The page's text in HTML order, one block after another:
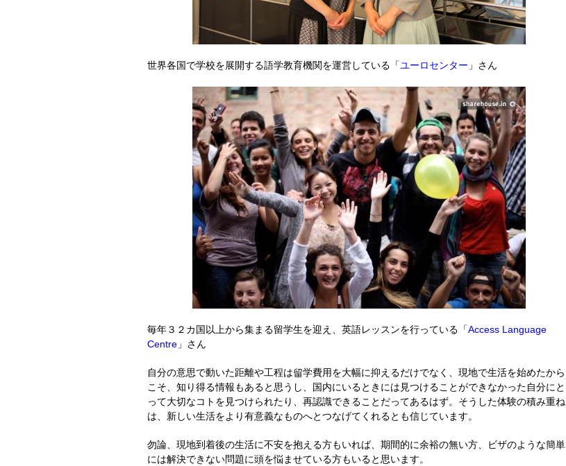
世界各国で学校を展開する語学教育機関を運営している「ユーロセンター 」さん
毎年３２カ国以上から集まる留学生を迎え、英語レッスンを行っている「Access Language
Centre 」さん
自分の意思で動いた距離や工程は留学費用を大幅に抑えるだけでなく、現地で生活を始めたから
こそ、知り得る情報もあると思うし、国内にいるときには見つけることができなかった自分にと
って大切なコトを見つけられたり、再認識できることだってあるはず。そうした体験の積み重ね
は、新しい生活をより有意義なものへとつなげてくれるとも信じています。
勿論、現地到着後の生活に不安を抱える方もいれば、期間的に余裕の無い方、ビザのような簡単
には解決できない問題に頭を悩ませている方もいると思います。